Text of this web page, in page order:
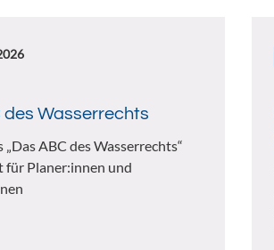
des Wasserrechts
ABC des Wasserrechts“
für Planer:innen und